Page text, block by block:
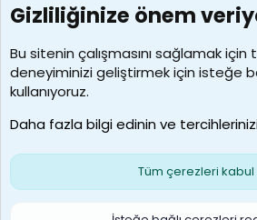
7390
Kullanıcılar
MosesBrownHayranı
Son üye
Çerezler
S
Gizliliğinize önem
Bu sitenin çalışmasını sağlamak için
deneyiminizi geliştirmek için isteğe
kullanıyoruz.
Daha fazla bilgi edinin ve tercihlerinizi
Tüm çerezleri kabul